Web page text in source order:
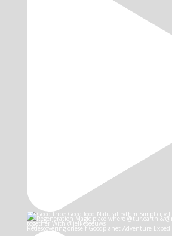
Redescovering oneself Goodplanet Adventure Expedi